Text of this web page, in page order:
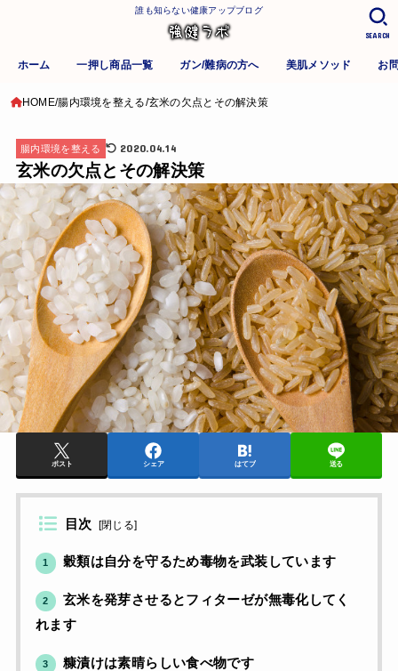
誰も知らない健康アップブログ
ホーム 一押し商品一覧 ガン/難病の方へ 美肌メソッド お
SEARCH
HOME 腸内環境を整える 玄米の欠点とその解決策
腸内環境を整える 2020.04.14
玄米の欠点とその解決策
ポスト シェア はてブ 送る
目次 [閉じる]
1 穀類は自分を守るため毒物を武装しています
2
玄米を発芽させるとフィターゼが無毒化してく
れます
3 糠漬けは素晴らしい食べ物です